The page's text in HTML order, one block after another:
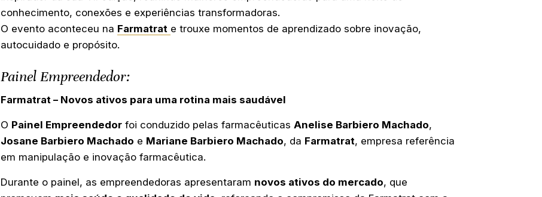
conhecimento, conexões e experiências transformadoras.
O evento aconteceu na Farmatrat e trouxe momentos de aprendizado sobre inovação,
autocuidado e propósito.
Painel Empreendedor:
Farmatrat – Novos ativos para uma rotina mais saudável
O Painel Empreendedorfoi conduzido pelas farmacêuticas Anelise Barbiero Machado,
Josane Barbiero Machado e Mariane Barbiero Machado, da Farmatrat, empresa referência
em manipulação e inovação farmacêutica.
Durante o painel, as empreendedoras apresentaram novos ativos do mercado, que